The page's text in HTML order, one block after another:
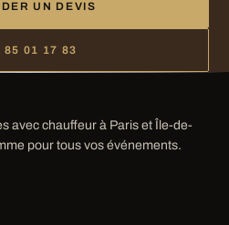
UN DEVIS
85 01 17 83
avec chauffeur à Paris et Île-de-
pour tous vos événements.